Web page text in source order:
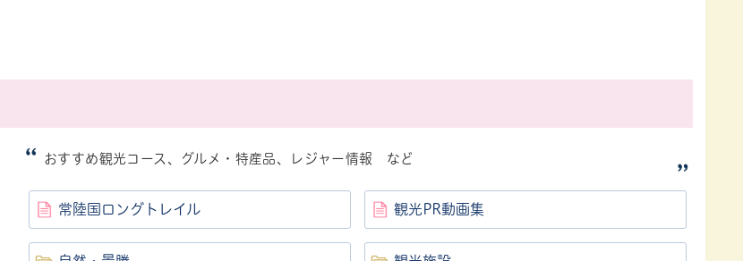
おすすめ観光コース、グルメ・特産品、レジャー情報 など
常陸国ロングトレイル 観光PR動画集